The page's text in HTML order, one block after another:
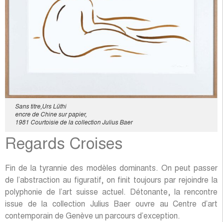
Sans titre,Urs Lüthi
encre de Chine sur papier,
1981 Courtoisie de la collection Julius Baer
Regards Croises
Fin de la tyrannie des modèles dominants. On peut passer
de l’abstraction au figuratif, on finit toujours par rejoindre la
polyphonie de l’art suisse actuel. Détonante, la rencontre
issue de la collection Julius Baer ouvre au Centre d’art
contemporain de Genève un parcours d’exception.